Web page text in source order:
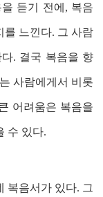
듣기 전에 , 복음
를 느낀다. 그 사람
. 결국 복음을 향
사람에게서 비롯
어려움은 복음을
수 있다.
복음서가 있다. 그